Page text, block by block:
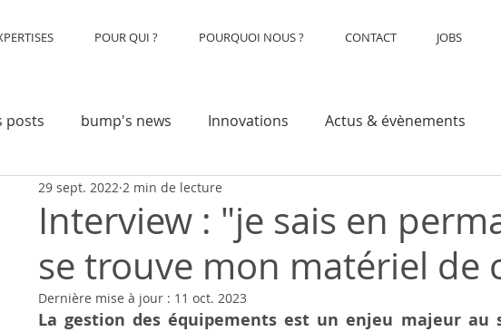
POUR QUI ? POURQUOI NOUS ? CONTACT JOBS
posts bump's news Innovations Actus & évènements
Construction
Interview : "je sais en
se trouve mon matériel de
29 sept. 2022 2 min de lecture
Dernière mise à jour : 11 oct. 2023
La gestion des équipements est un enjeu majeur au